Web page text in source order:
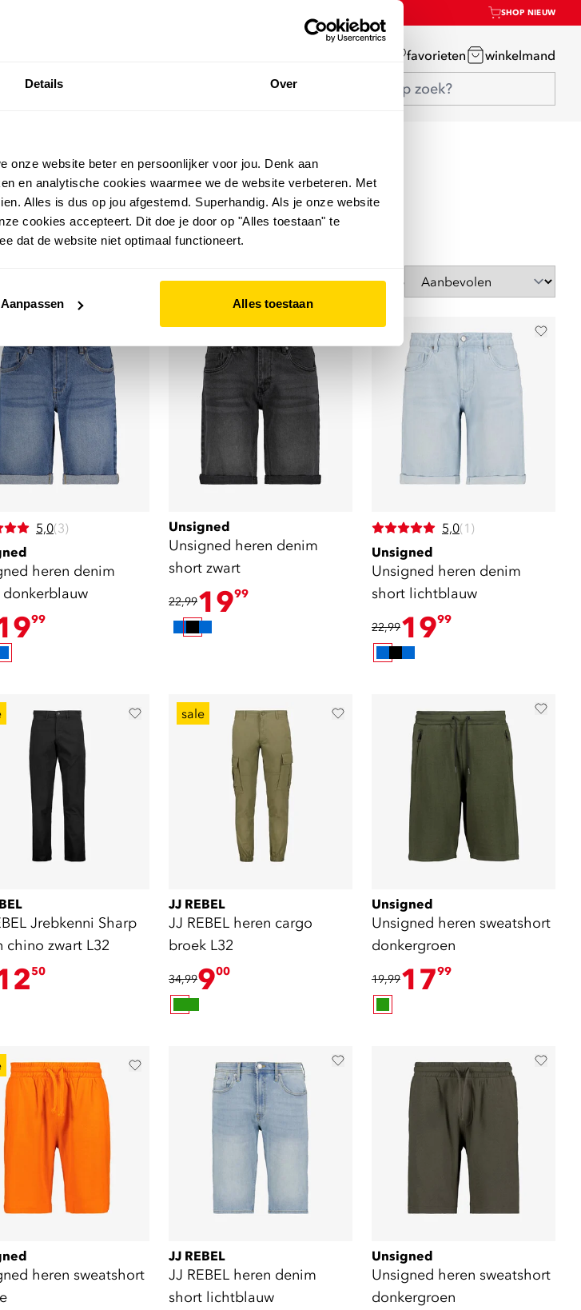
Details Over
onze website beter en persoonlijker voor jou. Denk aan
en analytische cookies waarmee we de website verbeteren. Met
Alles is dus op jou afgestemd. Superhandig. Als je onze website
cookies accepteert. Dit doe je door op "Alles toestaan" te
dat de website niet optimaal functioneert.
Aanpassen Alles toestaan
SHOP NIEUW
favorieten winkelmand
merken
Sorteer op
5,0(3)
heren denim
99
Unsigned
Unsigned heren denim
short zwart
22,991999
5,0(1)
Unsigned
Unsigned heren denim
short lichtblauw
22,991999
Jrebkenni Sharp
chino zwart L32
50
sale
JJ REBEL
JJ REBEL heren cargo
broek L32
34,99900
Unsigned
Unsigned heren sweatshort
donkergroen
19,991799
heren sweatshort
JJ REBEL
JJ REBEL heren denim
short lichtblauw
Unsigned
Unsigned heren sweatshort
donkergroen